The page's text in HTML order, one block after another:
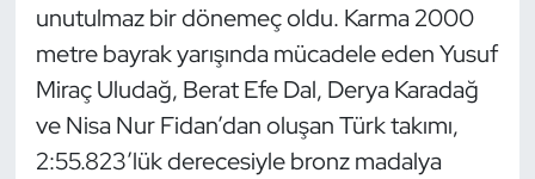
unutulmaz bir dönemeç oldu. Karma 2000
metre bayrak yarışında mücadele eden Yusuf
Miraç Uludağ, Berat Efe Dal, Derya Karadağ
ve Nisa Nur Fidan’dan oluşan Türk takımı,
2:55.823’lük derecesiyle bronz madalya
Eskrim
Futbol
Futsal